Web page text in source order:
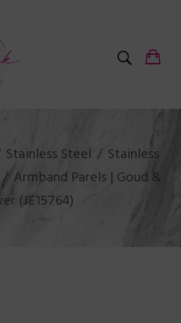
Stainless Steel
Stainless
Armband Parels | Goud &
(JE15764)